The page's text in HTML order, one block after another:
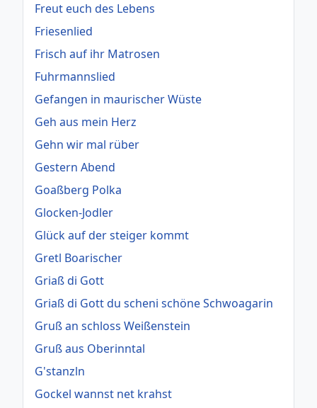
Freut euch des Lebens
Friesenlied
Frisch auf ihr Matrosen
Fuhrmannslied
Gefangen in maurischer Wüste
Geh aus mein Herz
Gehn wir mal rüber
Gestern Abend
Goaßberg Polka
Glocken-Jodler
Glück auf der steiger kommt
Gretl Boarischer
Griaß di Gott
Griaß di Gott du scheni schöne Schwoagarin
Gruß an schloss Weißenstein
Gruß aus Oberinntal
G'stanzln
Gockel wannst net krahst